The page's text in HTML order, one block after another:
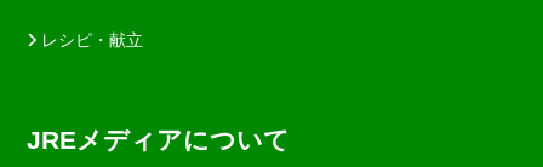
レシピ・献立
JREメディアについて